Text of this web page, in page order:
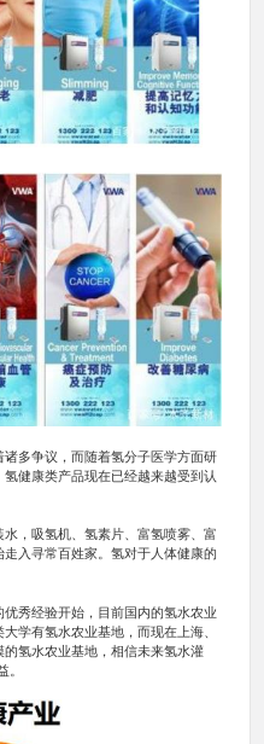
多争议，而随着氢分子医学方面研
健康类产品现在已经越来越受到认
，吸氢机、氢素片、富氢喷雾、富
入寻常百姓家。氢对于人体健康的
秀经验开始，目前国内的氢水农业
学有氢水农业基地，而现在上海、
氢水农业基地，相信未来氢水灌
。